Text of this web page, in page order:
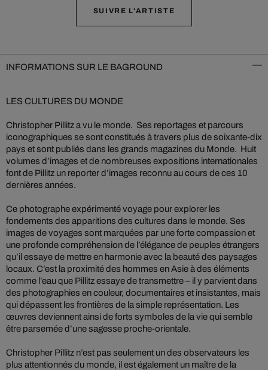
SUIVRE L'ARTISTE
INFORMATIONS SUR LE BAGROUND
LES CULTURES DU MONDE
Christopher Pillitz a vu le monde. Ses reportages et parcours
iconographiques se sont constitués à travers plus de soixante-dix
pays et sont publiés dans les grands magazines du Monde. Huit
volumes d’images et de nombreuses expositions internationales
font de Pillitz un reporter d’images reconnu au cours de ces 10
dernières années.
Ce photographe expérimenté voyage pour explorer les
fondements des apparitions des cultures dans le monde. Ses
images de voyages sont marquées par une forte compassion et
une profonde compréhension de l’élégance de peuples étrangers
qu’il essaye de mettre en harmonie avec la beauté des paysages
locaux. C’est la proximité des hommes en Asie à des éléments
comme l’eau que Pillitz essaye de transmettre – il y parvient dans
des photographies en couleur, documentaires et insistantes, mais
qui dépassent les frontières de la simple représentation. Les
œuvres deviennent ainsi de forts symboles de la vie qui semble
être parsemée d’une sagesse proche-orientale.
Christopher Pillitz n’est pas seulement un des observateurs les
plus attentionnés du monde, il est également un maître de la